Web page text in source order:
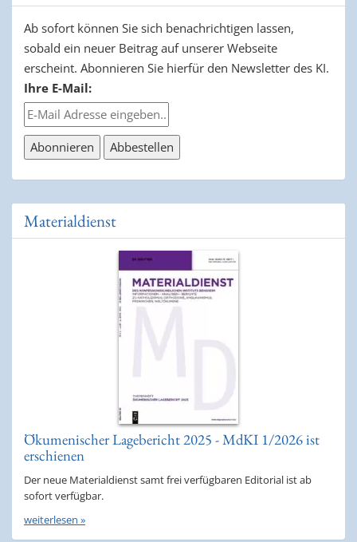
Ab sofort können Sie sich benachrichtigen lassen,
sobald ein neuer Beitrag auf unserer Webseite
erscheint. Abonnieren Sie hierfür den Newsletter des KI.
Ihre E-Mail:
Materialdienst
Ökumenischer Lagebericht 2025 - MdKI 1/2026 ist
erschienen
Der neue Materialdienst samt frei verfügbaren Editorial ist ab
sofort verfügbar.
weiterlesen »